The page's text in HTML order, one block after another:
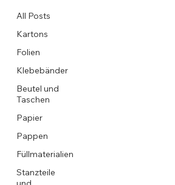
All Posts
Kartons
Folien
Klebebänder
Beutel und
Taschen
Papier
Pappen
Füllmaterialien
Stanzteile